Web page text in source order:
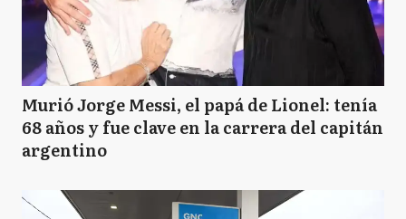
Murió Jorge Messi, el papá de Lionel: tenía
68 años y fue clave en la carrera del capitán
argentino